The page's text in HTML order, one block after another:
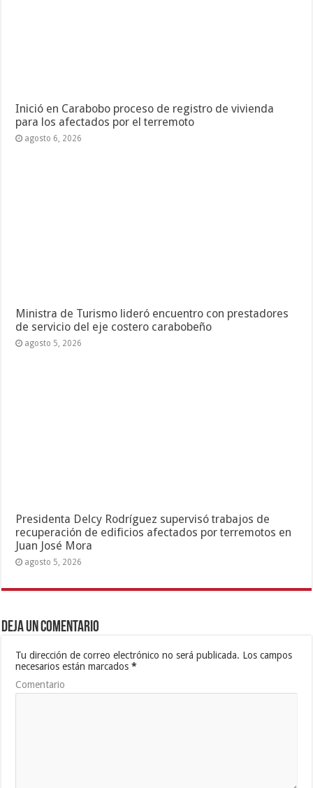
Inició en Carabobo proceso de registro de vivienda
para los afectados por el terremoto
agosto 6, 2026
Ministra de Turismo lideró encuentro con prestadores
de servicio del eje costero carabobeño
agosto 5, 2026
Presidenta Delcy Rodríguez supervisó trabajos de
recuperación de edificios afectados por terremotos en
Juan José Mora
agosto 5, 2026
Deja un comentario
Tu dirección de correo electrónico no será publicada. Los campos
necesarios están marcados*
Comentario